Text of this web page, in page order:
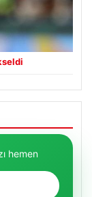
hemen